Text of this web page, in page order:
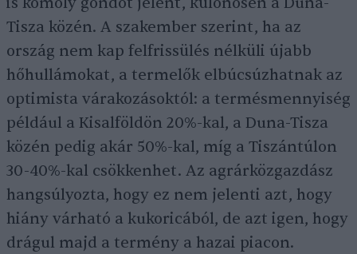
Tisza közén. A szakember szerint, ha az
ország nem kap felfrissülés nélküli újabb
hőhullámokat, a termelők elbúcsúzhatnak az
optimista várakozásoktól: a termésmennyiség
például a Kisalföldön 20%-kal, a Duna-Tisza
közén pedig akár 50%-kal, míg a Tiszántúlon
30-40%-kal csökkenhet. Az agrárközgazdász
hangsúlyozta, hogy ez nem jelenti azt, hogy
hiány várható a kukoricából, de azt igen, hogy
drágul majd a termény a hazai piacon.